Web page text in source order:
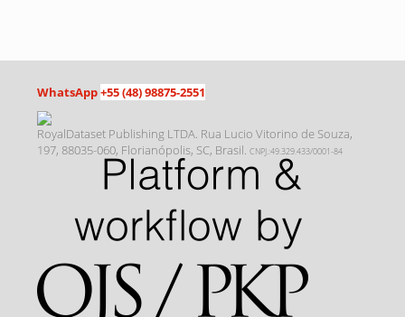
WhatsApp+55 (48) 98875-2551
RoyalDataset Publishing LTDA. Rua Lucio Vitorino de Souza,
197, 88035-060, Florianópolis, SC, Brasil. CNPJ.:49.329.433/0001-84